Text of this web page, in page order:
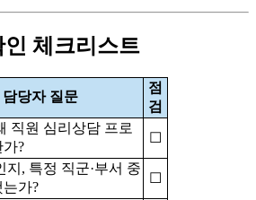
체크리스트
당자 질문
점
검
직원 심리상담 프로
?
☐
지, 특정 직군·부서 중
가?
☐